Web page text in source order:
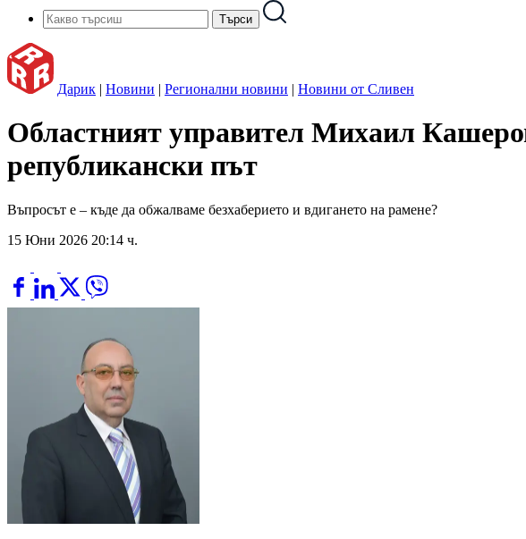
Дарик | Новини | Регионални новини | Новини от Сливен
Областният управител Михаил
републикански път
Въпросът е – къде да обжалваме безхаберието и вдигането на рамене?
15 Юни 2026 20:14 ч.